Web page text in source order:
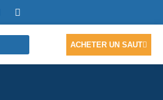
ACHETER UN SAUT